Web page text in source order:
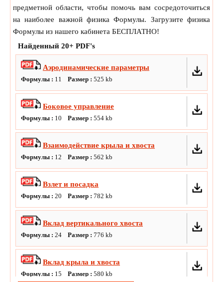
предметной области, чтобы помочь вам сосредоточиться
на наиболее важной физика Формулы. Загрузите физика
Формулы из нашего кабинета БЕСПЛАТНО!
Найденный 20+ PDF's
Аэродинамические параметры
Формулы : 11 Размер : 525 kb
Боковое управление
Формулы : 10 Размер : 554 kb
Взаимодействие крыла и хвоста
Формулы : 12 Размер : 562 kb
Взлет и посадка
Формулы : 20 Размер : 782 kb
Вклад вертикального хвоста
Формулы : 24 Размер : 776 kb
Вклад крыла и хвоста
Формулы : 15 Размер : 580 kb